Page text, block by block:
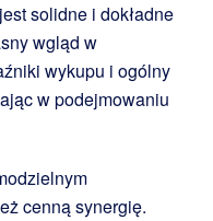
solidne i dokładne
wgląd w
wykupu i ogólny
w podejmowaniu
cenną synergię.